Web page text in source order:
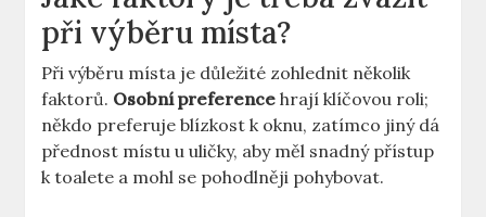
při výběru místa?
Při výběru místa je důležité zohlednit několik
faktorů. Osobní preference hrají klíčovou roli;‍
někdo preferuje blízkost k oknu, zatímco jiný dá
přednost ⁤místu u uličky, aby ⁣měl snadný přístup
⁤k ‌toalete a mohl ‍se pohodlněji pohybovat.